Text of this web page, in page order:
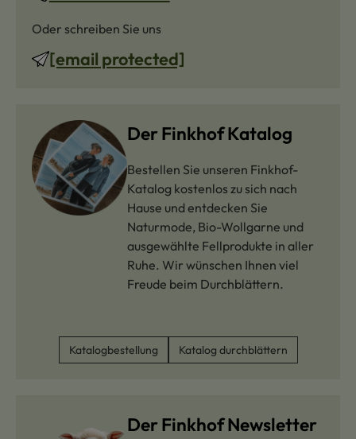
Oder schreiben Sie uns
[email protected]
Der Finkhof Katalog
Bestellen Sie unseren Finkhof-
Katalog kostenlos zu sich nach
Hause und entdecken Sie
Naturmode, Bio-Wollgarne und
ausgewählte Fellprodukte in aller
Ruhe. Wir wünschen Ihnen viel
Freude beim Durchblättern.
Katalogbestellung Katalog durchblättern
Der Finkhof Newsletter